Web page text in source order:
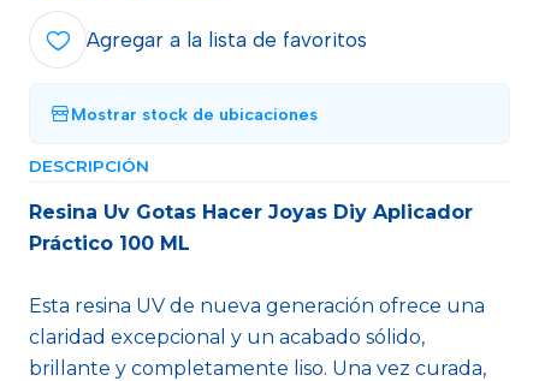
Agregar a la lista de favoritos
Mostrar stock de ubicaciones
DESCRIPCIÓN
Resina Uv Gotas Hacer Joyas Diy Aplicador
Práctico 100 ML
Esta resina UV de nueva generación ofrece una
claridad excepcional y un acabado sólido,
brillante y completamente liso. Una vez curada,